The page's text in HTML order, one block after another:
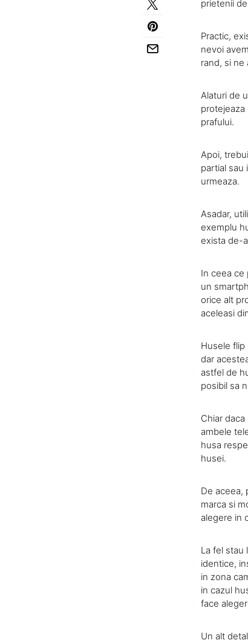
prietenii
Practic,
nevoi
rand, si
Alaturi de
protejeaza
prafului.
Apoi,
partial sau
urmeaza.
Asadar,
exemplu
exista de-
In ceea ce
un
orice alt
aceleasi
Husele
dar
astfel de
posibil sa
Chiar
ambele
husa
husei.
De aceea,
marca si
alegere in
La fel stau
identice,
in zona
in cazul
face
Un alt